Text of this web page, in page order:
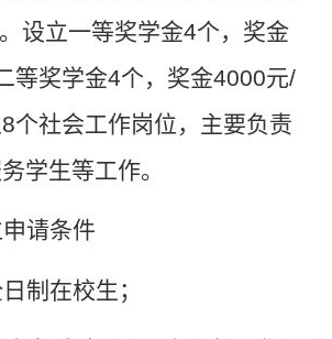
设立一等奖学金4个，奖金
等奖学金4个，奖金4000元/
8个社会工作岗位，主要负责
学生等工作。
请条件
制在校生；